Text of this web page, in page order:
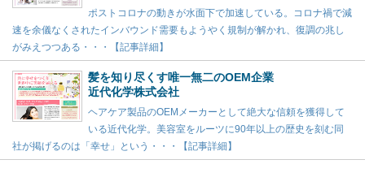
ポストコロナの動きが水面下で加速している。コロナ禍で減
速を余儀なくされたインバウンド需要もようやく規制が解かれ、復調の兆し
がみえつつある・・・【記事詳細】
髪を知り尽くす唯一無二のOEM企業
近代化学株式会社
ヘアケア製品のOEMメーカーとして絶大な信頼を獲得して
いる近代化学。美容室をルーツに90年以上の歴史を刻む同
社が掲げるのは「幸せ」という・・・【記事詳細】